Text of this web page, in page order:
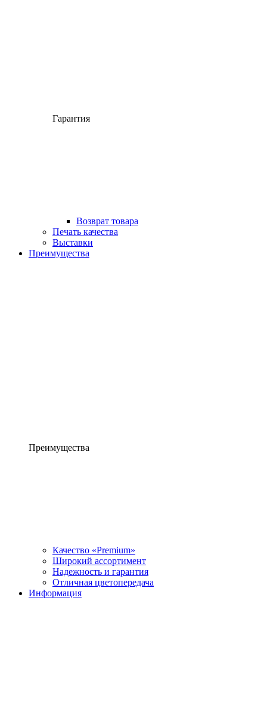
Гарантия
Возврат товара
Печать качества
Выставки
Преимущества
Преимущества
Качество «Premium»
Широкий ассортимент
Надежность и гарантия
Отличная цветопередача
Информация